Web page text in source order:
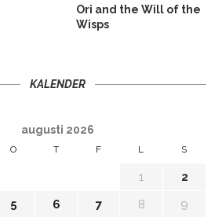
Ori and the Will of the
Wisps
KALENDER
augusti 2026
O T F L S
1
2
5 6 7 8
9